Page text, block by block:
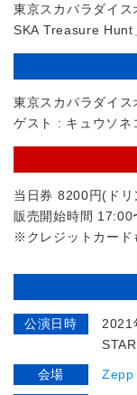
東京スカパラダイ
SKA Treasure Hunt
東京スカパラダイス
ゲスト : キュウソネ
当日券 8200円(ドリ
販売開始時間 17:00
※クレジットカード
公演日時
2021
会場 Zepp